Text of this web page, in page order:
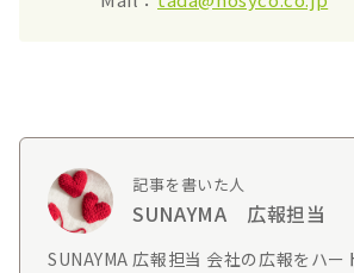
記事を書いた人
SUNAYMA 広報担当
SUNAYMA 広報担当 会社の広報をハー